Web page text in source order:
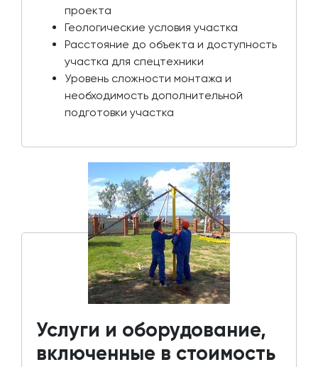
проекта
Геологические условия участка
Расстояние до объекта и доступность
участка для спецтехники
Уровень сложности монтажа и
необходимость дополнительной
подготовки участка
Услуги и оборудование,
включенные в стоимость